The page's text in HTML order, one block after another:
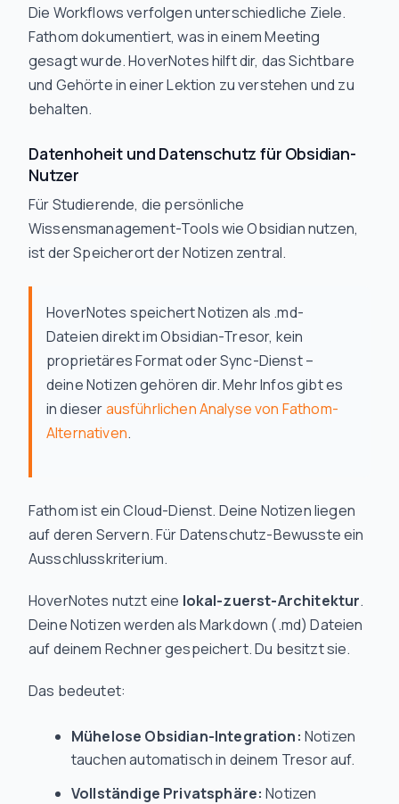
Die Workflows verfolgen unterschiedliche Ziele.
Fathom dokumentiert, was in einem Meeting
gesagt wurde. HoverNotes hilft dir, das Sichtbare
und Gehörte in einer Lektion zu verstehen und zu
behalten.
Datenhoheit und Datenschutz für Obsidian-
Nutzer
Für Studierende, die persönliche
Wissensmanagement-Tools wie Obsidian nutzen,
ist der Speicherort der Notizen zentral.
HoverNotes speichert Notizen als .md-
Dateien direkt im Obsidian-Tresor, kein
proprietäres Format oder Sync-Dienst –
deine Notizen gehören dir. Mehr Infos gibt es
in dieserausführlichen Analyse von Fathom-
Alternativen.
Fathom ist ein Cloud-Dienst. Deine Notizen liegen
auf deren Servern. Für Datenschutz-Bewusste ein
Ausschlusskriterium.
HoverNotes nutzt eine lokal-zuerst-Architektur.
Deine Notizen werden als Markdown (.md) Dateien
auf deinem Rechner gespeichert. Du besitzt sie.
Das bedeutet:
Mühelose Obsidian-Integration: Notizen
tauchen automatisch in deinem Tresor auf.
Vollständige Privatsphäre: Notizen